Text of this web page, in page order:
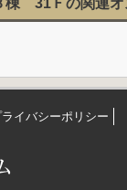
棟 31Ｆの関連オ
ライバシーポリシー